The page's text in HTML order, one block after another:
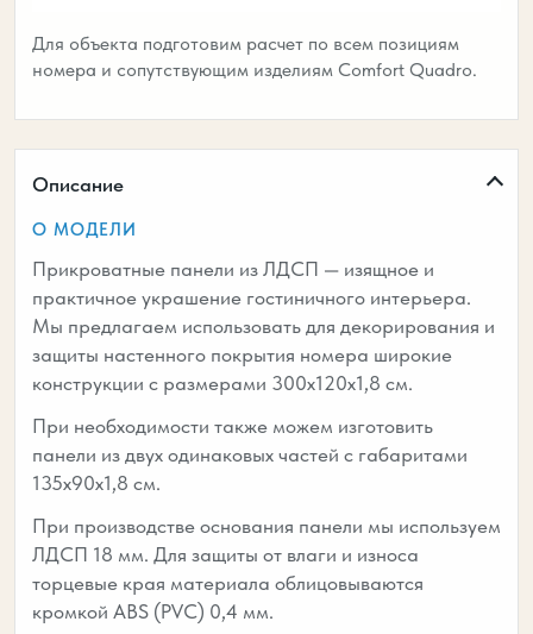
Для объекта подготовим расчет по всем позициям
номера и сопутствующим изделиям Comfort Quadro.
Описание
О МОДЕЛИ
Прикроватные панели из ЛДСП — изящное и
практичное украшение гостиничного интерьера.
Мы предлагаем использовать для декорирования и
защиты настенного покрытия номера широкие
конструкции с размерами 300х120х1,8 см.
При необходимости также можем изготовить
панели из двух одинаковых частей с габаритами
135х90х1,8 см.
При производстве основания панели мы используем
ЛДСП 18 мм. Для защиты от влаги и износа
торцевые края материала облицовываются
кромкой ABS (PVC) 0,4 мм.